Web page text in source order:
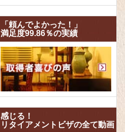
「頼んでよかった！」
満足度99.86％の実績
感じる！
リタイアメントビザの全て動画